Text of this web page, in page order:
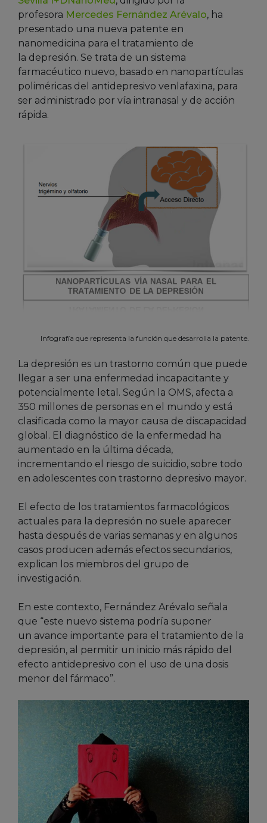
profesora Mercedes Fernández Arévalo, ha
presentado una nueva patente en
nanomedicina para el tratamiento de
la depresión. Se trata de un sistema
farmacéutico nuevo, basado en nanopartículas
poliméricas del antidepresivo venlafaxina, para
ser administrado por vía intranasal y de acción
rápida.
Infografía que representa la función que desarrolla la patente.
La depresión es un trastorno común que puede
llegar a ser una enfermedad incapacitante y
potencialmente letal. Según la OMS, afecta a
350 millones de personas en el mundo y está
clasificada como la mayor causa de discapacidad
global. El diagnóstico de la enfermedad ha
aumentado en la última década,
incrementando el riesgo de suicidio, sobre todo
en adolescentes con trastorno depresivo mayor.
El efecto de los tratamientos farmacológicos
actuales para la depresión no suele aparecer
hasta después de varias semanas y en algunos
casos producen además efectos secundarios,
explican los miembros del grupo de
investigación.
En este contexto, Fernández Arévalo señala
que “este nuevo sistema podría suponer
un avance importante para el tratamiento de la
depresión, al permitir un inicio más rápido del
efecto antidepresivo con el uso de una dosis
menor del fármaco”.